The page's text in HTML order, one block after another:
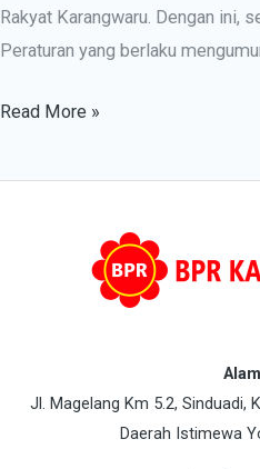
Rakyat Karangwaru. Dengan ini,
Peraturan yang berlaku
Read More »
Jl. Magelang Km 5.2, Sinduadi,
Daerah Istimewa